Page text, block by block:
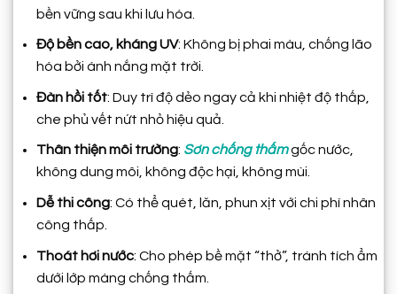
bền vững sau khi lưu hóa.
Độ bền cao, kháng UV: Không bị phai màu, chống lão
hóa bởi ánh nắng mặt trời.
Đàn hồi tốt: Duy trì độ dẻo ngay cả khi nhiệt độ thấp,
che phủ vết nứt nhỏ hiệu quả.
Thân thiện môi trường: Sơn chống thấmgốc nước,
không dung môi, không độc hại, không mùi.
Dễ thi công: Có thể quét, lăn, phun xịt với chi phí nhân
công thấp.
Thoát hơi nước: Cho phép bề mặt “thở”, tránh tích ẩm
dưới lớp màng chống thấm.